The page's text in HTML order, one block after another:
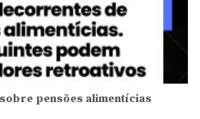
pensões alimentícias